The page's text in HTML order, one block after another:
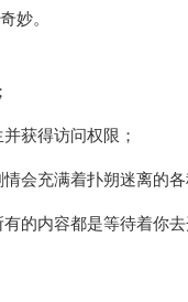
妙。
获得访问权限；
会充满着扑朔迷离的各
的内容都是等待着你去